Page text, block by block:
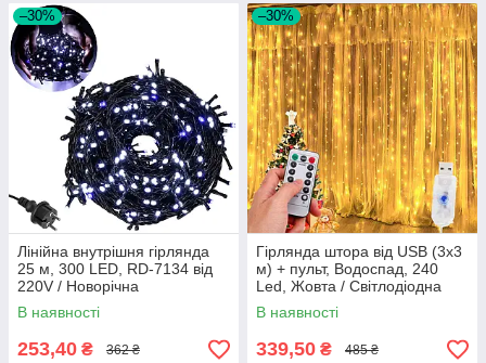
–30%
Лінійна внутрішня гірлянда
25 м, 300 LED, RD-7134 від
220V / Новорічна
світлодіодна гірлянда "Нитка"
В наявності
253,40 ₴ 362 ₴
–30%
Гірлянда штора від USB (3х3
м) + пульт, Водоспад, 240
Led, Жовта / Світлодіодна
гірлянда роса
В наявності
339,50 ₴ 485 ₴